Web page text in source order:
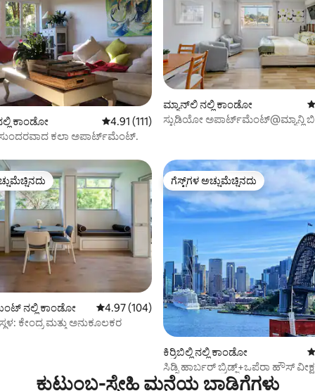
193 ವಿಮರ್ಶೆಗಳು
ಕಾಂಡೋ 5 ರಲ್ಲಿ 4.91 ಸರಾಸರಿ ರೇಟಿಂಗ್, 111 ವಿಮರ್ಶೆಗಳು
4.91 (111)
ಕಲಾ ಅಪಾರ್ಟ್‌ಮೆಂಟ್.
ಮ್ಯಾನ್‌ಲಿ ನಲ್ಲಿ ಕಾಂಡೋ
ಸ್ಟುಡಿಯೋ ಅಪಾರ್ಟ್‌ಮೆಂಟ್@ಮ್ಯಾನ್ಲಿ
120 ವಿಮರ್ಶೆಗಳು
ನಲ್ಲಿ ಕಾಂಡೋ 5 ರಲ್ಲಿ 4.97 ಸರಾಸರಿ ರೇಟಿಂಗ್, 104 ವಿಮರ್ಶೆಗಳು
4.97 (104)
ಕೇಂದ್ರ ಮತ್ತು ಅನುಕೂಲಕರ
ಗೆಸ್ಟ್‌ಗಳ ಅಚ್ಚುಮೆಚ್ಚಿನದು
ಗೆಸ್ಟ್‌ಗಳ ಅಚ್ಚುಮೆಚ್ಚಿನದು
ಕಿರ್ರಿಬಿಲ್ಲಿ ನಲ್ಲಿ ಕಾಂಡೋ
ಸಿಡ್ನಿ ಹಾರ್ಬರ್ ಬ್ರಿಡ್ಜ್+ಒಪೆರಾ ಹೌಸ್
ಕಾರ್ ಪಾರ್ಕ್
ಕುಟುಂಬ-ಸ್ನೇಹಿ ಮನೆಯ ಬಾಡಿಗೆಗಳು